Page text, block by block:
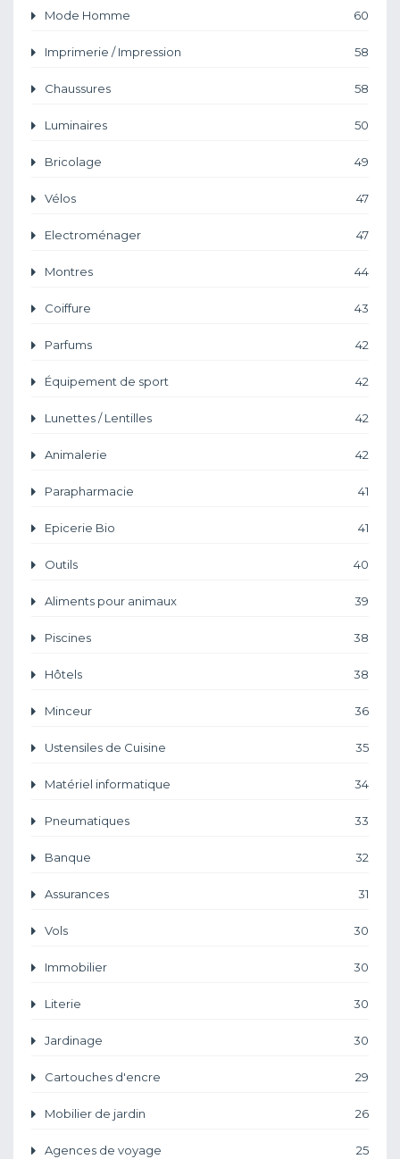
Mode Homme 60
Imprimerie / Impression 58
Chaussures 58
Luminaires 50
Bricolage 49
Vélos 47
Electroménager 47
Montres 44
Coiffure 43
Parfums 42
Équipement de sport 42
Lunettes / Lentilles 42
Animalerie 42
Parapharmacie 41
Epicerie Bio 41
Outils 40
Aliments pour animaux 39
Piscines 38
Hôtels 38
Minceur 36
Ustensiles de Cuisine 35
Matériel informatique 34
Pneumatiques 33
Banque 32
Assurances 31
Vols 30
Immobilier 30
Literie 30
Jardinage 30
Cartouches d'encre 29
Mobilier de jardin 26
Agences de voyage 25